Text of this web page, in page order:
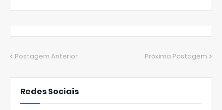
Postagem Anterior Próxima Postagem
Redes Sociais